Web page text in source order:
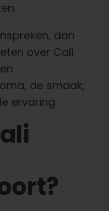
dan
over Cali
de smaak,
ervaring.